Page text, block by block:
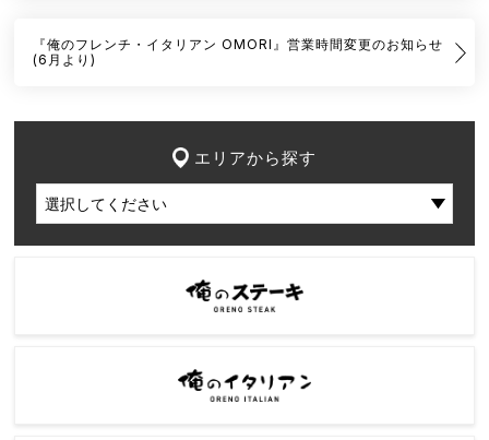
『俺のフレンチ・イタリアン OMORI』営業時間変更のお知らせ
(6月より)
エリアから探す